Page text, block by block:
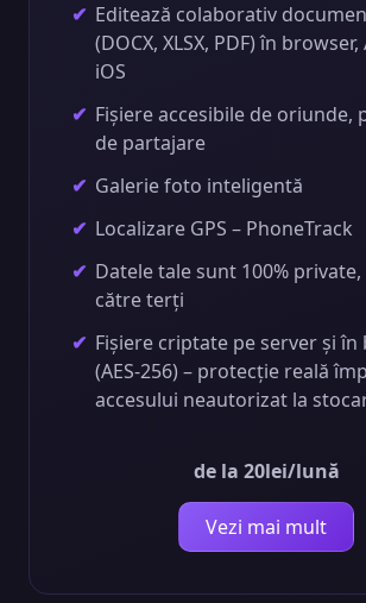
Editează colaborativ
(DOCX, XLSX, PDF) în
iOS
Fișiere accesibile de oriunde,
de partajare
Galerie foto inteligentă
Localizare GPS – PhoneTrack
Datele tale sunt 100%
către terți
Fișiere criptate pe server și în
(AES-256) – protecție reală
accesului neautorizat la
de la 20lei/lună
Vezi mai mult